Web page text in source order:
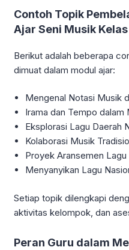
Contoh Topik
Ajar Seni Musik
Berikut adalah beberapa
dimuat dalam modul ajar:
Mengenal Notasi Musik
Irama dan Tempo dalam
Eksplorasi Lagu Daerah
Kolaborasi Musik
Proyek Aransemen
Menyanyikan Lagu
Setiap topik dilengkapi
aktivitas kelompok, dan
Peran Guru dalam